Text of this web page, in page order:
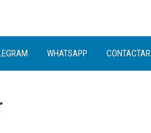
WHATSAPP CONTACTAR